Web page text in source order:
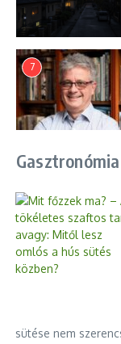
7
Gasztronómia
sütése nem